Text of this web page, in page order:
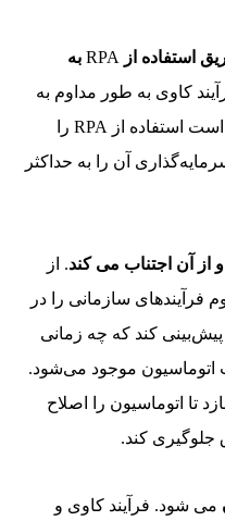
استفاده از RPA به
کاوی به طور مداوم به
دنبال فرصت‌های اتوماسیون جدید است استفاده از RPA را
آن را به حداکثر
از آن اجتناب می کند. از
فرآیندهای سازمانی را در
کند که چه زمانی
اتوماسیون موجود می‌شود.
تا اتوماسیون را اصلاح
جلوگیری کند.
می شود. فرآیند کاوی و